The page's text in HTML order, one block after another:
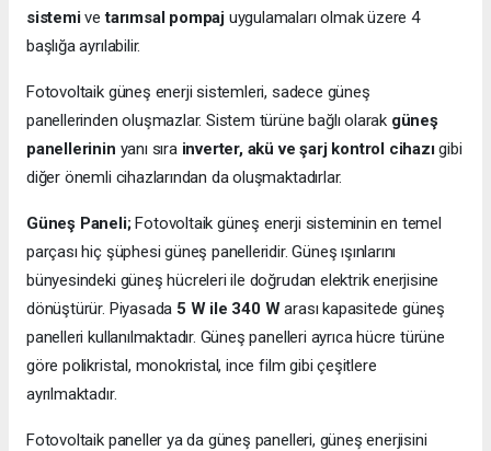
sistemivetarımsal pompaj uygulamaları olmak üzere 4
başlığa ayrılabilir.
Fotovoltaik güneş enerji sistemleri, sadece güneş
panellerinden oluşmazlar. Sistem türüne bağlı olarak güneş
panellerinin yanı sıra inverter, akü ve şarj kontrol cihazıgibi
diğer önemli cihazlarından da oluşmaktadırlar.
Güneş Paneli;Fotovoltaik güneş enerji sisteminin en temel
parçası hiç şüphesi güneş panelleridir. Güneş ışınlarını
bünyesindeki güneş hücreleri ile doğrudan elektrik enerjisine
dönüştürür. Piyasada 5 W ile 340 Warası kapasitede güneş
panelleri kullanılmaktadır. Güneş panelleri ayrıca hücre türüne
göre polikristal, monokristal, ince film gibi çeşitlere
ayrılmaktadır.
Fotovoltaik paneller ya da güneş panelleri, güneş enerjisini